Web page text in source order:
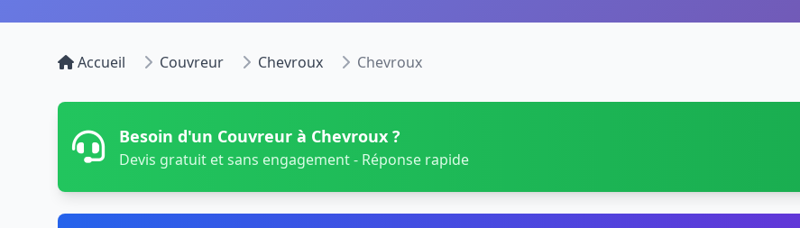
Accueil Couvreur Chevroux Chevroux
Besoin d'un Couvreur à Chevroux ?
Devis gratuit et sans engagement - Réponse rapide